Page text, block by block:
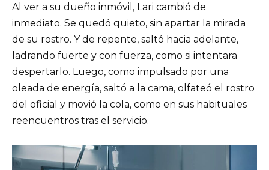
Al ver a su dueño inmóvil, Lari cambió de
inmediato. Se quedó quieto, sin apartar la mirada
de su rostro. Y de repente, saltó hacia adelante,
ladrando fuerte y con fuerza, como si intentara
despertarlo. Luego, como impulsado por una
oleada de energía, saltó a la cama, olfateó el rostro
del oficial y movió la cola, como en sus habituales
reencuentros tras el servicio.